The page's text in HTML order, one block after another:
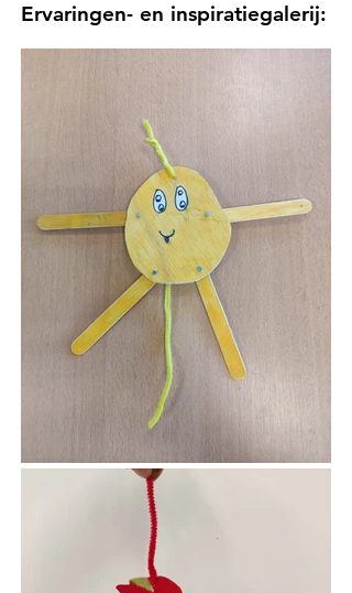
Ervaringen- en inspiratiegalerij: